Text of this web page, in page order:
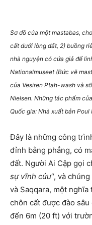
Sơ đồ của một mastabas,
cất dưới lòng đất, 2) buồng
nhà nguyện có cửa giả để
Nationalmuseet (Bức vẽ
của Vesiren Ptah-wash và
Nielsen. Những tác phẩm
Quốc gia: Nhà xuất bản
Đây là những công
đỉnh bằng phẳng, có
đất. Người Ai Cập gọi
sự vĩnh cửu“, và
và Saqqara, một
chôn cất được đào
đến 6m (20 ft) với